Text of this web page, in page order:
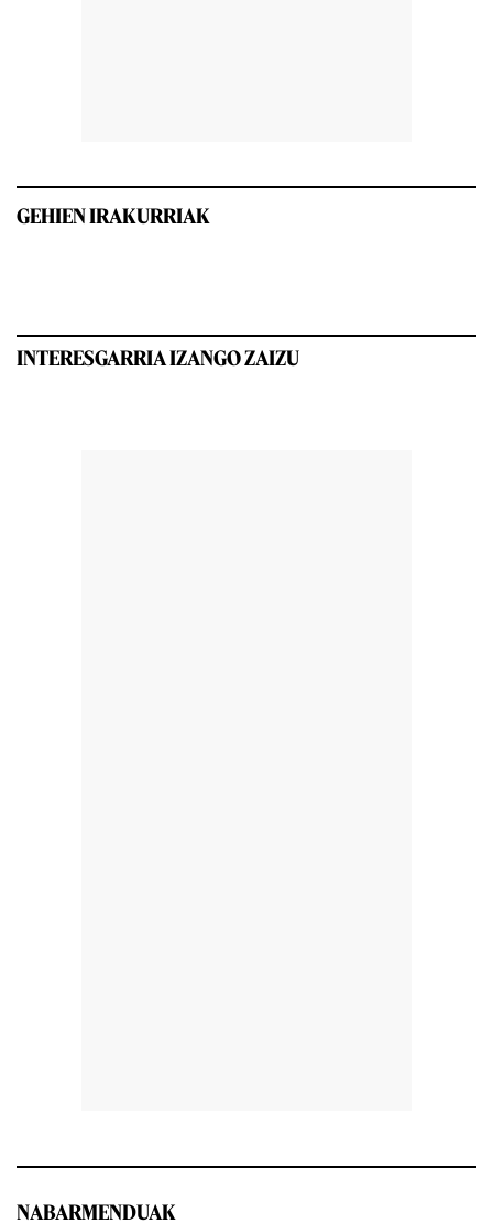
GEHIEN IRAKURRIAK
INTERESGARRIA IZANGO ZAIZU
NABARMENDUAK